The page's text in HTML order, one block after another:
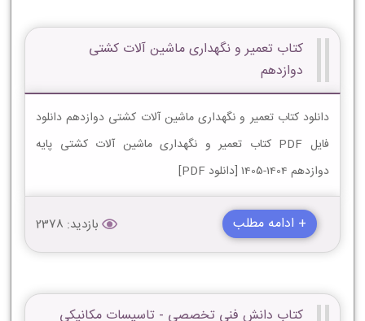
کتاب تعمیر و نگهداری ماشین آلات کشتی
دوازدهم
دانلود کتاب تعمیر و نگهداری ماشین آلات کشتی دوازدهم دانلود
فایل PDF کتاب تعمیر و نگهداری ماشین آلات کشتی پایه
دوازدهم 1404-1405 [دانلود PDF]
+ ادامه مطلب بازدید: 2378
کتاب دانش فنی تخصصی - تاسیسات مکانیکی